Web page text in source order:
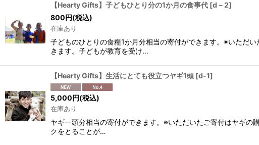
並び順
【Hearty Gifts】子どもひとり分の1か月の食事代 [d－2]
800円(税込)
在庫あり
子どものひとりの食糧1か月分相当の寄付ができます。※いただ
きます。子どもが教育を受け…
【Hearty Gifts】生活にとても役立つヤギ1頭 [d-1]
5,000円(税込)
在庫あり
ヤギ一頭分相当の寄付ができます。※いただいたご寄付はヤギ
クをとることが…